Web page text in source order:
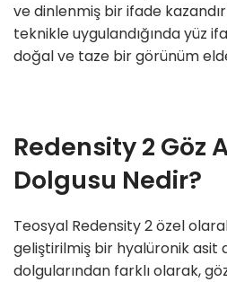
ve dinlenmiş bir ifade
teknikle uygulandığında yüz
doğal ve taze bir görünüm
Redensity 2 Göz
Dolgusu Nedir?
Teosyal Redensity 2 özel
geliştirilmiş bir hyalüronik asit
dolgularından farklı olarak,